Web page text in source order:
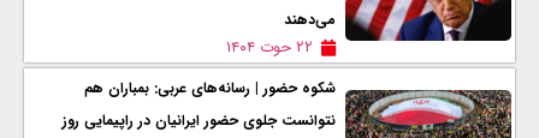
می‌دهند
۲۲ حوت ۱۴۰۴
شکوه حضور | رسانه‌های عربی: بمباران هم
نتوانست جلوی حضور ایرانیان در راپیمایی روز